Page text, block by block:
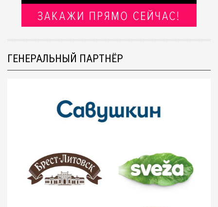
ГЕНЕРАЛЬНЫЙ ПАРТНЁР